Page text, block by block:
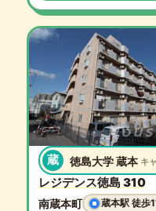
蔵 徳島大学 蔵本 キ
レジデンス徳島 310
南蔵本町 蔵本駅 徒歩